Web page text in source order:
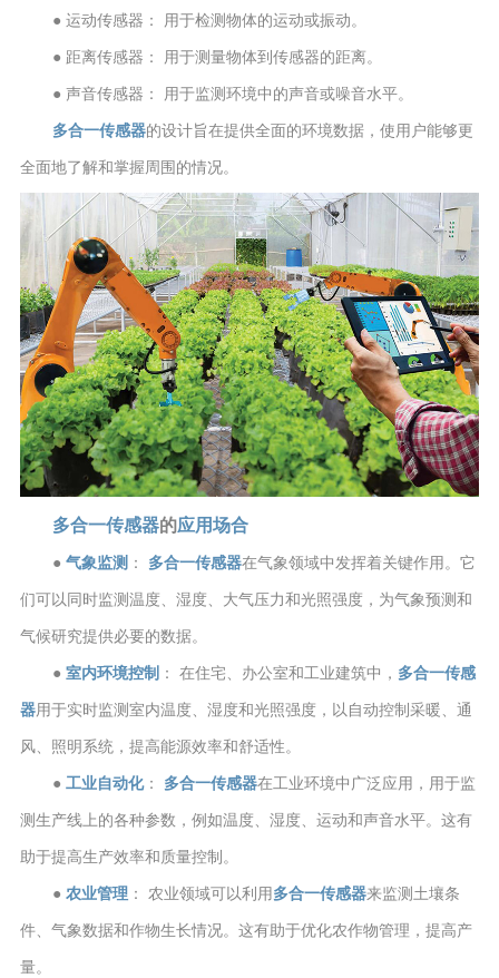
● 运动传感器： 用于检测物体的运动或振动。
● 距离传感器： 用于测量物体到传感器的距离。
● 声音传感器： 用于监测环境中的声音或噪音水平。
多合一传感器的设计旨在提供全面的环境数据，使用户能够更
全面地了解和掌握周围的情况。
多合一传感器的应用场合
● 气象监测 ： 多合一传感器在气象领域中发挥着关键作用。它
们可以同时监测温度、湿度、大气压力和光照强度，为气象预测和
气候研究提供必要的数据。
● 室内环境控制 ： 在住宅、办公室和工业建筑中， 多合一传感
器用于实时监测室内温度、湿度和光照强度，以自动控制采暖、通
风、照明系统，提高能源效率和舒适性。
● 工业自动化： 多合一传感器在工业环境中广泛应用，用于监
测生产线上的各种参数，例如温度、湿度、运动和声音水平。这有
助于提高生产效率和质量控制。
● 农业管理： 农业领域可以利用多合一传感器来监测土壤条
件、气象数据和作物生长情况。这有助于优化农作物管理，提高产
量。